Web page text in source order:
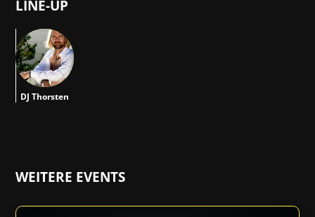
LINE-UP
DT
DJ Thorsten
WEITERE EVENTS